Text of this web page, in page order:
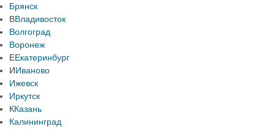
Брянск
ВВладивосток
Волгоград
Воронеж
ЕЕкатеринбург
ИИваново
Ижевск
Иркутск
ККазань
Калининград